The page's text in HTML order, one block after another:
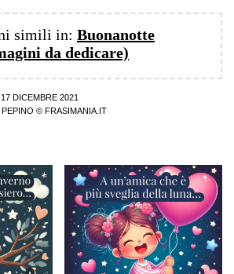
simili in: Buonanotte
da dedicare)
DICEMBRE 2021
PEPINO © FRASIMANIA.IT